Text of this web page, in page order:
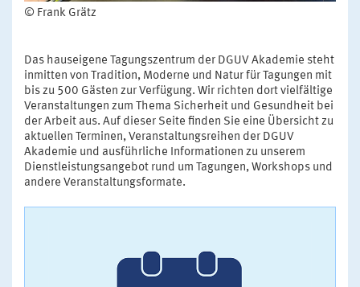
© Frank Grätz
Das hauseigene Tagungszentrum der DGUV Akademie steht
inmitten von Tradition, Moderne und Natur für Tagungen mit
bis zu 500 Gästen zur Verfügung. Wir richten dort vielfältige
Veranstaltungen zum Thema Sicherheit und Gesundheit bei
der Arbeit aus. Auf dieser Seite finden Sie eine Übersicht zu
aktuellen Terminen, Veranstaltungsreihen der DGUV
Akademie und ausführliche Informationen zu unserem
Dienstleistungsangebot rund um Tagungen, Workshops und
andere Veranstaltungsformate.